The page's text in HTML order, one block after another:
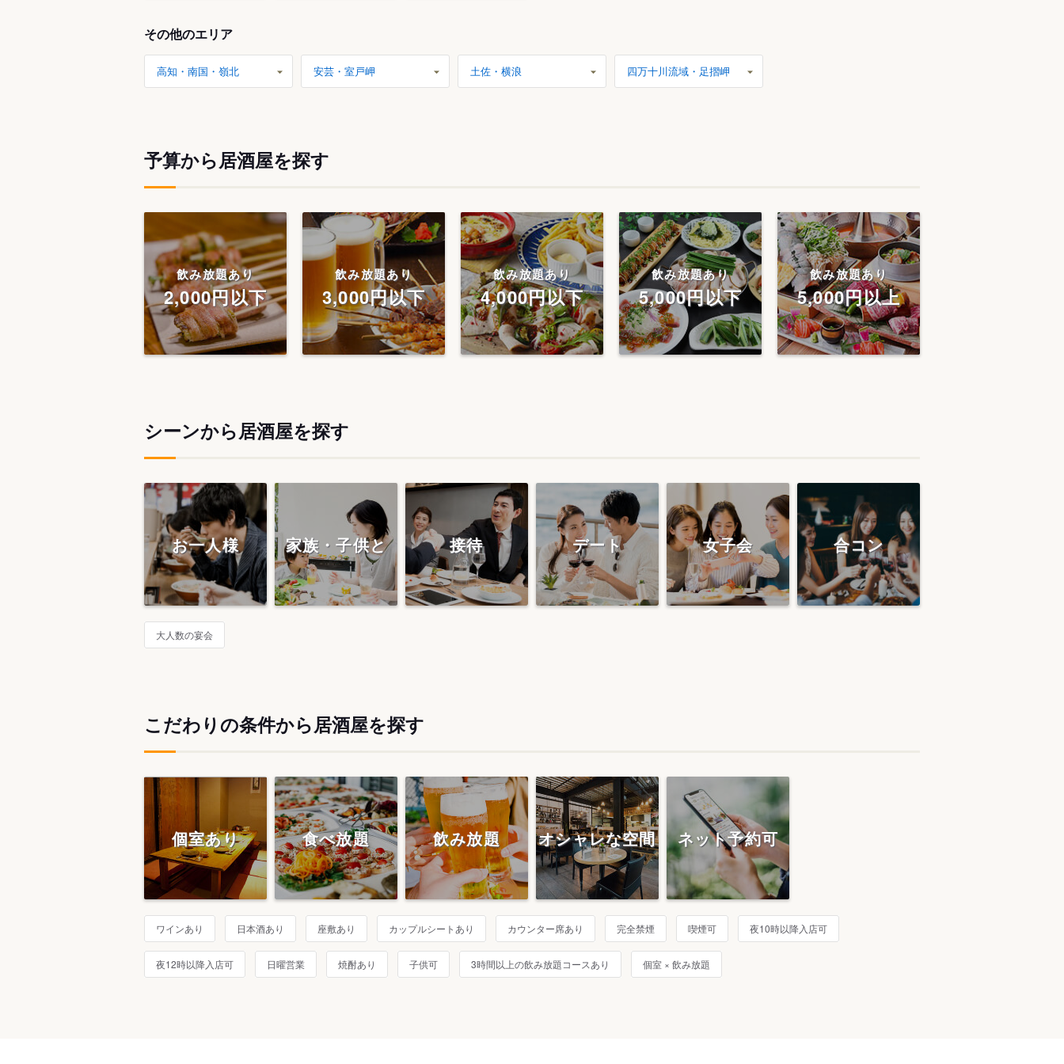
その他のエリア
高知・南国・嶺北 安芸・室戸岬 土佐・横浪 四万十川流域・足摺岬
予算から居酒屋を探す
飲み放題あり
2,000円以下
飲み放題あり
3,000円以下
飲み放題あり
4,000円以下
飲み放題あり
5,000円以下
飲み放題あり
5,000円以上
シーンから居酒屋を探す
お一人様 家族・子供と 接待 デート 女子会 合コン
大人数の宴会
こだわりの条件から居酒屋を探す
個室あり 食べ放題 飲み放題 オシャレな空間 ネット予約可
ワインあり 日本酒あり 座敷あり カップルシートあり カウンター席あり 完全禁煙 喫煙可 夜10時以降入店可
夜12時以降入店可 日曜営業 焼酎あり 子供可 3時間以上の飲み放題コースあり 個室 × 飲み放題